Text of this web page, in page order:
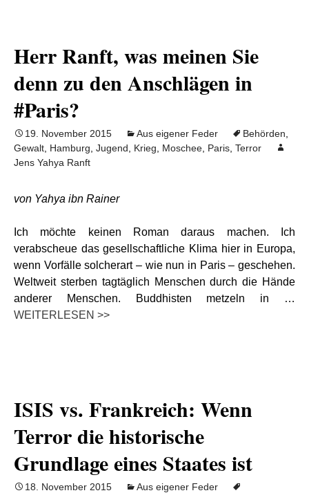
Herr Ranft, was meinen Sie
denn zu den Anschlägen in
#Paris?
19. November 2015 Aus eigener Feder Behörden
Gewalt Hamburg Jugend Krieg Moschee Paris Terror
Jens Yahya Ranft
von Yahya ibn Rainer
Ich möchte keinen Roman daraus machen. Ich
verabscheue das gesellschaftliche Klima hier in Europa,
wenn Vorfälle solcherart – wie nun in Paris – geschehen.
Weltweit sterben tagtäglich Menschen durch die Hände
anderer Menschen. Buddhisten metzeln in …
WEITERLESEN >>
ISIS vs. Frankreich: Wenn
Terror die historische
Grundlage eines Staates ist
18. November 2015
Aus eigener Feder